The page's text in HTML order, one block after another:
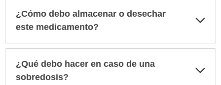
¿Cómo debo almacenar o desechar
este medicamento?
¿Qué debo hacer en caso de una
sobredosis?